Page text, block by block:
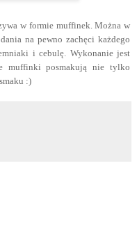
w formie muffinek. Można w
na pewno zachęci każdego
i cebulę. Wykonanie jest
muffinki posmakują nie tylko
:)